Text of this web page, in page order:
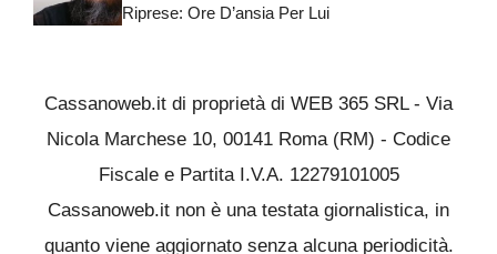
Riprese: Ore D’ansia Per Lui
Cassanoweb.it di proprietà di WEB 365 SRL - Via
Nicola Marchese 10, 00141 Roma (RM) - Codice
Fiscale e Partita I.V.A. 12279101005
Cassanoweb.it non è una testata giornalistica, in
quanto viene aggiornato senza alcuna periodicità.